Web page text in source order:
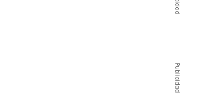
Publicidad